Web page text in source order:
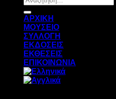
για:
ΑΡΧΙΚΗ
ΜΟΥΣΕΙΟ
ΣΥΛΛΟΓΗ
ΕΚΔΟΣΕΙΣ
ΕΚΘΕΣΕΙΣ
ΕΠΙΚΟΙΝΩΝΙΑ